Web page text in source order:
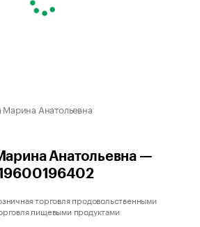
Анатольевна
Анатольевна —
торговля продовольственными
пищевыми продуктами